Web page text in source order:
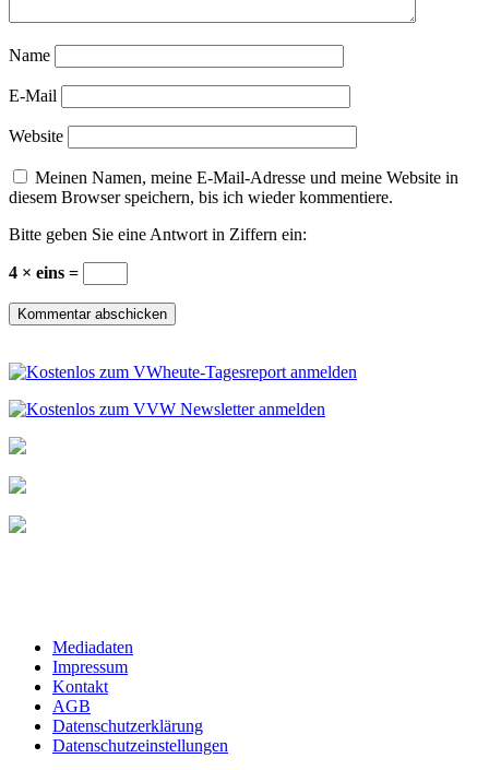
Name
E-Mail
Website
Meinen Namen, meine E-Mail-Adresse und meine Website in
diesem Browser speichern, bis ich wieder kommentiere.
Bitte geben Sie eine Antwort in Ziffern ein:
4 × eins =
Mediadaten
Impressum
Kontakt
AGB
Datenschutzerklärung
Datenschutzeinstellungen